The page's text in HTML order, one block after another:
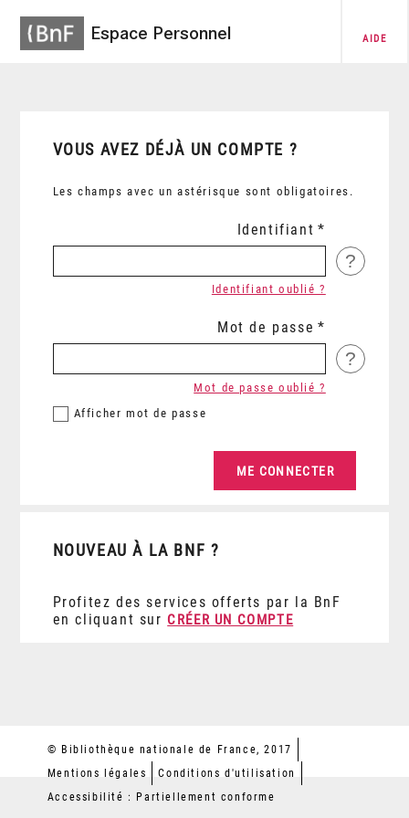
Espace Personnel AIDE
VOUS AVEZ DÉJÀ UN COMPTE ?
Les champs avec un astérisque sont obligatoires.
Identifiant
?
Identifiant oublié ?
Mot de passe
?
Afficher mot de passe
Mot de passe oublié ?
NOUVEAU À LA BNF ?
Profitez des services offerts par la BnF
en cliquant sur CRÉER UN COMPTE
© Bibliothèque nationale de France, 2017
Mentions légales
Conditions d'utilisation
Accessibilité : Partiellement conforme